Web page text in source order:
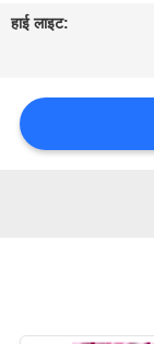
समाचार
हाई लाइट: